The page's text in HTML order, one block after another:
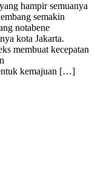
hampir semuanya
semakin
notabene
kota Jakarta.
membuat kecepatan
kemajuan […]